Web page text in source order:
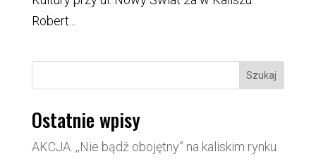
Robert...
Szukaj
Ostatnie wpisy
AKCJA. ,,Nie bądź obojętny” na kaliskim rynku